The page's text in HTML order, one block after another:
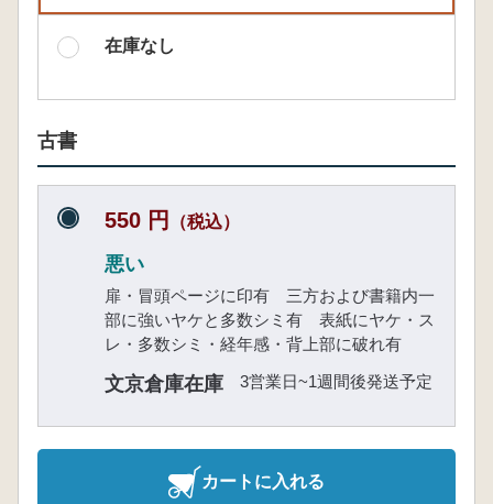
在庫なし
古書
550 円 （税込）
悪い
扉・冒頭ページに印有 三方および書籍内一
部に強いヤケと多数シミ有 表紙にヤケ・ス
レ・多数シミ・経年感・背上部に破れ有
文京倉庫在庫 3営業日~1週間後発送予定
カートに入れる